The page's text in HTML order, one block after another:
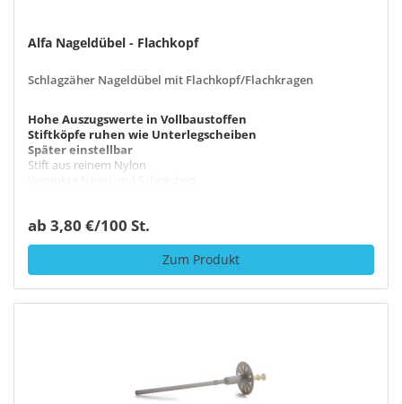
Alfa Nageldübel - Flachkopf
Schlagzäher Nageldübel mit Flachkopf/Flachkragen
Hohe Auszugswerte in Vollbaustoffen
Stiftköpfe ruhen wie Unterlegscheiben
Später einstellbar
Stift aus reinem Nylon
ab 3,80 €/100 St.
Zum Produkt